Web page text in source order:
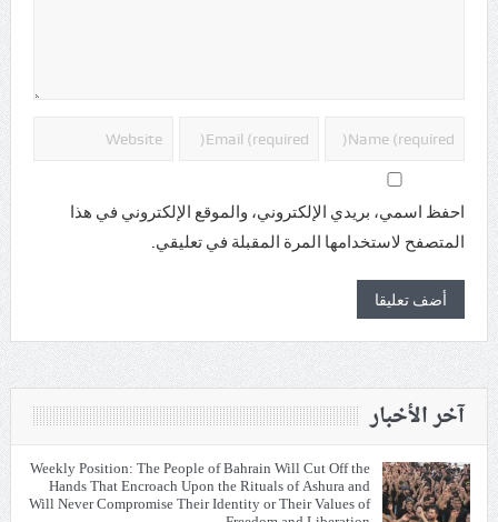
احفظ اسمي، بريدي الإلكتروني، والموقع الإلكتروني في هذا
المتصفح لاستخدامها المرة المقبلة في تعليقي.
آخر الأخبار
Weekly Position: The People of Bahrain Will Cut Off the
Hands That Encroach Upon the Rituals of Ashura and
Will Never Compromise Their Identity or Their Values of